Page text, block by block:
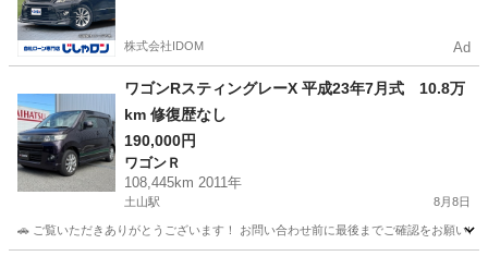
株式会社IDOM Ad
ワゴンRスティングレーX 平成23年7月式 10.8万
km 修復歴なし
190,000円
ワゴンＲ
108,445km 2011年
土山駅 8月8日
🚗 ご覧いただきありがとうございます！ お問い合わせ前に最後までご確認をお